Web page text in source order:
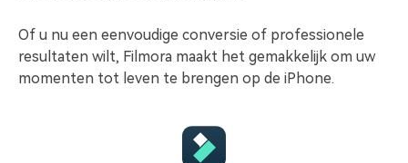
Of u nu een eenvoudige conversie of professionele
resultaten wilt, Filmora maakt het gemakkelijk om uw
momenten tot leven te brengen op de iPhone.